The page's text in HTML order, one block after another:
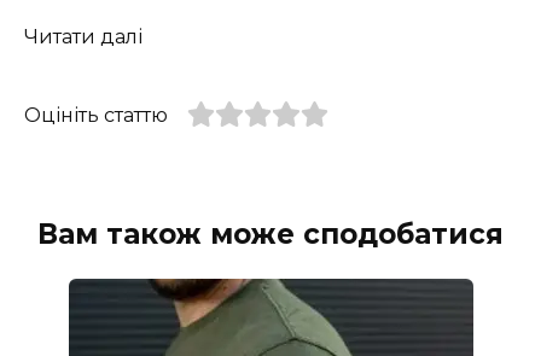
Читати далі
Оцініть статтю
Вам також може сподобатися